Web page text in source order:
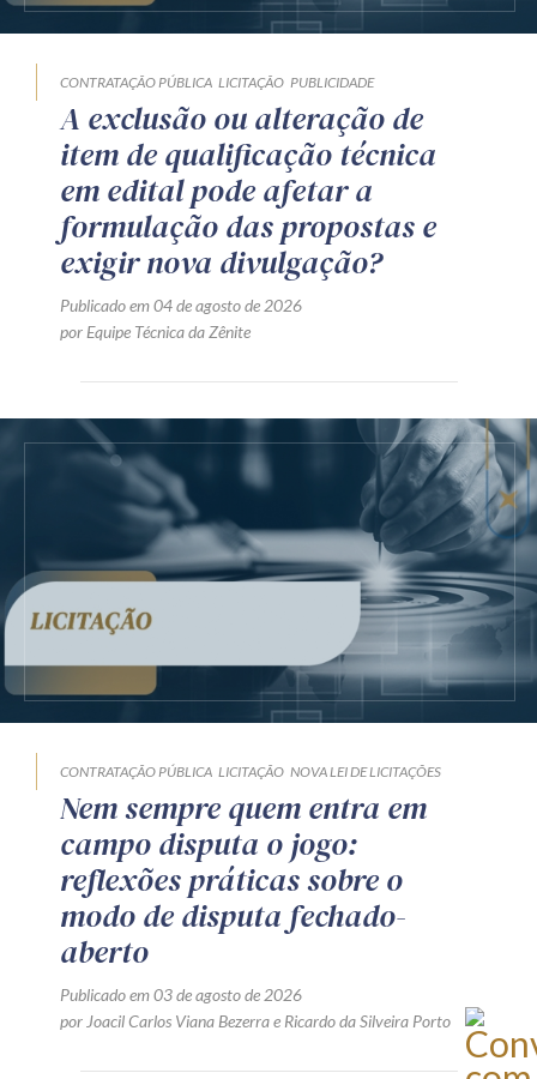
CONTRATAÇÃO PÚBLICA LICITAÇÃO PUBLICIDADE
A exclusão ou alteração de
item de qualificação técnica
em edital pode afetar a
formulação das propostas e
exigir nova divulgação?
Publicado em 04 de agosto de 2026
por Equipe Técnica da Zênite
CONTRATAÇÃO PÚBLICA LICITAÇÃO NOVA LEI DE LICITAÇÕES
Nem sempre quem entra em
campo disputa o jogo:
reflexões práticas sobre o
modo de disputa fechado-
aberto
Publicado em 03 de agosto de 2026
por Joacil Carlos Viana Bezerrae Ricardo da Silveira Porto